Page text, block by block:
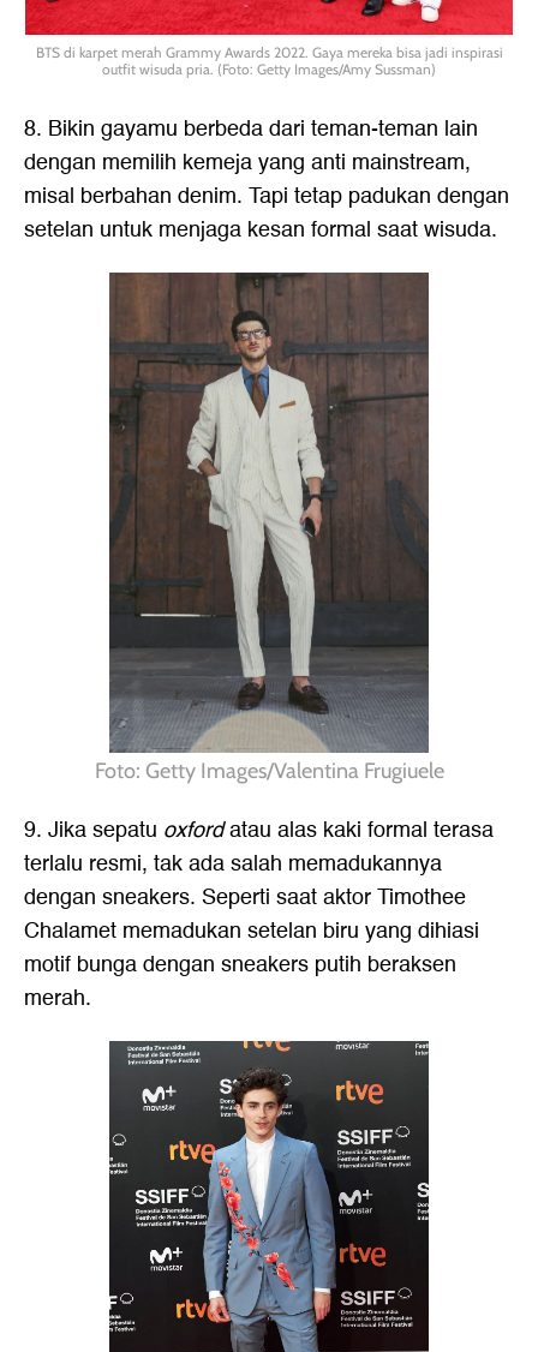
BTS di karpet merah Grammy Awards 2022. Gaya mereka bisa jadi inspirasi
outfit wisuda pria. (Foto: Getty Images/Amy Sussman)
8. Bikin gayamu berbeda dari teman-teman lain
dengan memilih kemeja yang anti mainstream,
misal berbahan denim. Tapi tetap padukan dengan
setelan untuk menjaga kesan formal saat wisuda.
Foto: Getty Images/Valentina Frugiuele
9. Jika sepatu oxfordatau alas kaki formal terasa
terlalu resmi, tak ada salah memadukannya
dengan sneakers. Seperti saat aktor Timothee
Chalamet memadukan setelan biru yang dihiasi
motif bunga dengan sneakers putih beraksen
merah.